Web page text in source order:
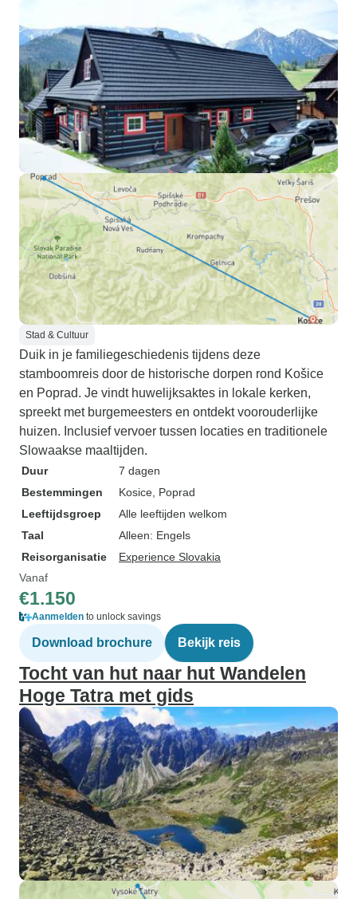
Stad & Cultuur
Duik in je familiegeschiedenis tijdens deze
stamboomreis door de historische dorpen rond Košice
en Poprad. Je vindt huwelijksaktes in lokale kerken,
spreekt met burgemeesters en ontdekt voorouderlijke
huizen. Inclusief vervoer tussen locaties en traditionele
Slowaakse maaltijden.
Duur
7 dagen
Bestemmingen
Kosice , Poprad
Leeftijdsgroep
Alle leeftijden welkom
Taal
Alleen: Engels
Reisorganisatie
Experience Slovakia
Vanaf
€1.150
Aanmelden to unlock savings
Download brochure Bekijk reis
Tocht van hut naar hut Wandelen
Hoge Tatra met gids